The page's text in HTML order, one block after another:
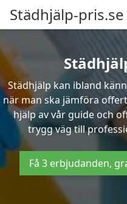
Städhjälp-pris.se
Städhjälp kan ibland
när man ska jämföra
hjälp av vår guide och
trygg väg till
Få 3 erbjudanden,